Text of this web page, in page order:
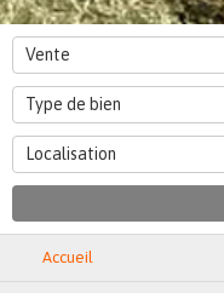
Vente
Type de bien
Localisation
Accueil